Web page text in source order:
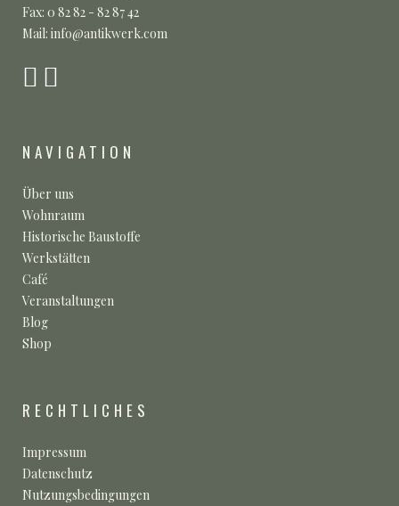
Fax: 0 82 82 - 82 87 42
Mail: info@antikwerk.com
NAVIGATION
Über uns
Wohnraum
Historische Baustoffe
Werkstätten
Café
Veranstaltungen
Blog
Shop
RECHTLICHES
Impressum
Datenschutz
Nutzungsbedingungen